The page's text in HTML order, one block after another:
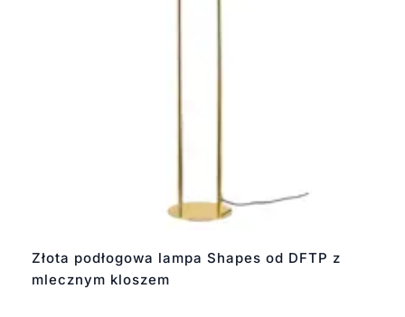
Złota podłogowa lampa Shapes od DFTP z
mlecznym kloszem